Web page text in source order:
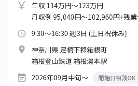
年収 114万円～123万円
月収例 95,040円～102,960円+残
9:30～16:30 週3日 (土日祝休み)
神奈川県 足柄下郡箱根町
箱根登山鉄道 箱根湯本駅
2026年09月中旬～
開始日相談OK